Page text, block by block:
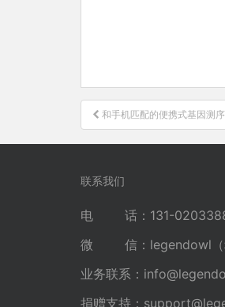
文
章
导
和手机匹配的便携式基因测
联系我们
电 话：131-
微 信：legendowl（科
业务联系：
捐赠支持：